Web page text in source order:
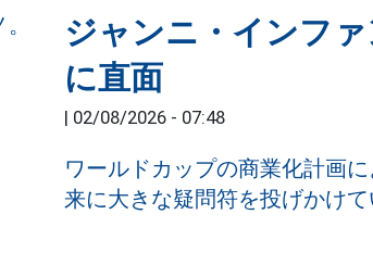
ジャンニ・インフ
に直面
| 02/08/2026 - 07:48
ワールドカップの商業化計画
来に大きな疑問符を投げかけて